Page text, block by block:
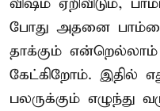
விஷம் ஏறிவிடும்,
போது அதனை
தாக்கும்
கேட்கிறோம். இதில்
பலருக்கும் எழுந்து